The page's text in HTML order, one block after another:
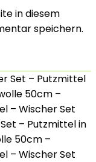
in diesem
speichern.
– Putzmittel in
50cm –
– Wischer Set